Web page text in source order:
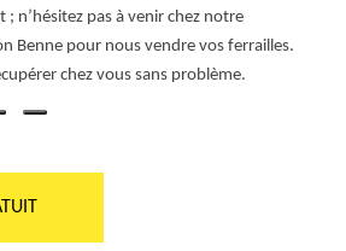
; n’hésitez pas à venir chez notre
Benne pour nous vendre vos ferrailles.
chez vous sans problème.